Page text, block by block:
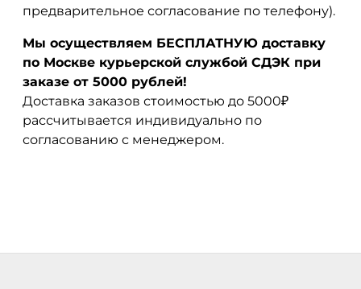
предварительное согласование по телефону).
Мы осуществляем БЕСПЛАТНУЮ доставку
по Москве курьерской службой СДЭК при
заказе от 5000 рублей!
Доставка заказов стоимостью до 5000₽
рассчитывается индивидуально по
согласованию с менеджером.